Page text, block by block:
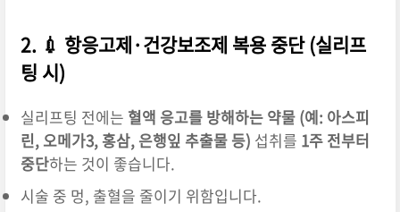
2. 💉 항응고제·건강보조제 복용 중단 (실리프
팅 시)
실리프팅 전에는 혈액 응고를 방해하는 약물 (예: 아스피
린, 오메가3, 홍삼, 은행잎 추출물 등) 섭취를 1주 전부터
중단하는 것이 좋습니다.
시술 중 멍, 출혈을 줄이기 위함입니다.